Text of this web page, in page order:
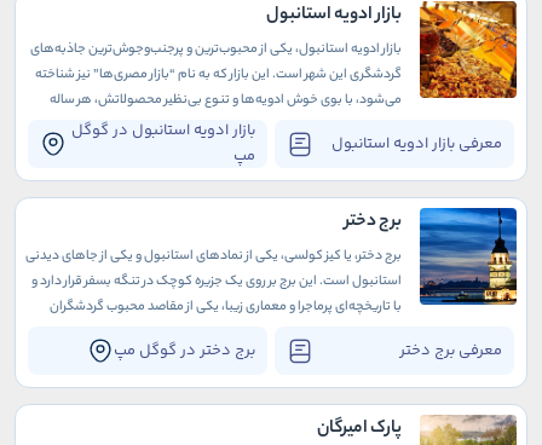
بازار ادویه استانبول
معرفی بازار ادویه استانبول
بازار ادویه استانبول در گوگل
مپ
بازار ادویه استانبول، یکی از محبوب‌ترین و پرجنب‌وجوش‌ترین جاذبه‌های
گردشگری این شهر است. این بازار که به نام “بازار مصری‌ها” نیز شناخته
می‌شود، با بوی خوش ادویه‌ها و تنوع بی‌نظیر محصولاتش، هر ساله
هزاران گردشگر را به خود جذب می‌کند.
برج دختر
معرفی برج دختر برج دختر در گوگل مپ
برج دختر، یا کیز کولسی، یکی از نمادهای استانبول و یکی از جاهای دیدنی
استانبول است. این برج بر روی یک جزیره کوچک در تنگه بسفر قرار دارد و
با تاریخچه‌ای پرماجرا و معماری زیبا، یکی از مقاصد محبوب گردشگران
پارک امیرگان